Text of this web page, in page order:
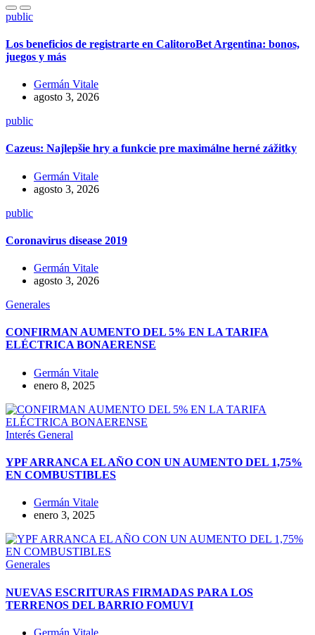
public
Los beneficios de registrarte en CalitoroBet Argentina: bonos,
juegos y más
Germán Vitale
agosto 3, 2026
public
Cazeus: Najlepšie hry a funkcie pre maximálne herné zážitky
Germán Vitale
agosto 3, 2026
public
Coronavirus disease 2019
Germán Vitale
agosto 3, 2026
Generales
CONFIRMAN AUMENTO DEL 5% EN LA TARIFA
ELÉCTRICA BONAERENSE
Germán Vitale
enero 8, 2025
Interés General
YPF ARRANCA EL AÑO CON UN AUMENTO DEL 1,75%
EN COMBUSTIBLES
Germán Vitale
enero 3, 2025
Generales
NUEVAS ESCRITURAS FIRMADAS PARA LOS
TERRENOS DEL BARRIO FOMUVI
Germán Vitale